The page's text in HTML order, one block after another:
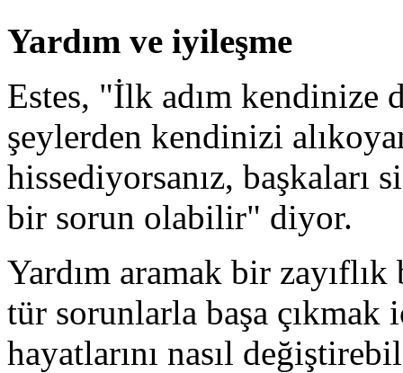
Yardım ve iyileşme
Estes, "İlk adım kendinize
şeylerden kendinizi
hissediyorsanız, başkaları
bir sorun olabilir" diyor.
Yardım aramak bir
tür sorunlarla başa çıkmak
hayatlarını nasıl